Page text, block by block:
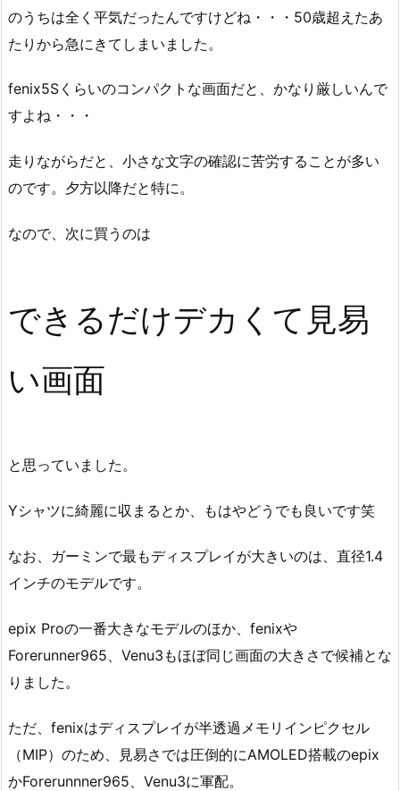
のうちは全く平気だったんですけどね・・・50歳超えたあ
たりから急にきてしまいました。
fenix5Sくらいのコンパクトな画面だと、かなり厳しいんで
すよね・・・
走りながらだと、小さな文字の確認に苦労することが多い
のです。夕方以降だと特に。
なので、次に買うのは
できるだけデカくて見易
い画面
と思っていました。
Yシャツに綺麗に収まるとか、もはやどうでも良いです笑
なお、ガーミンで最もディスプレイが大きいのは、直径1.4
インチのモデルです。
epix Proの一番大きなモデルのほか、fenixや
Forerunner965、Venu3もほぼ同じ画面の大きさで候補とな
りました。
ただ、fenixはディスプレイが半透過メモリインピクセル
（MIP）のため、見易さでは圧倒的にAMOLED搭載のepix
かForerunnner965、Venu3に軍配。